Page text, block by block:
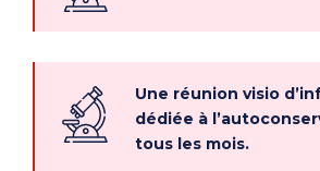
Une réunion visio
dédiée à
tous les mois.